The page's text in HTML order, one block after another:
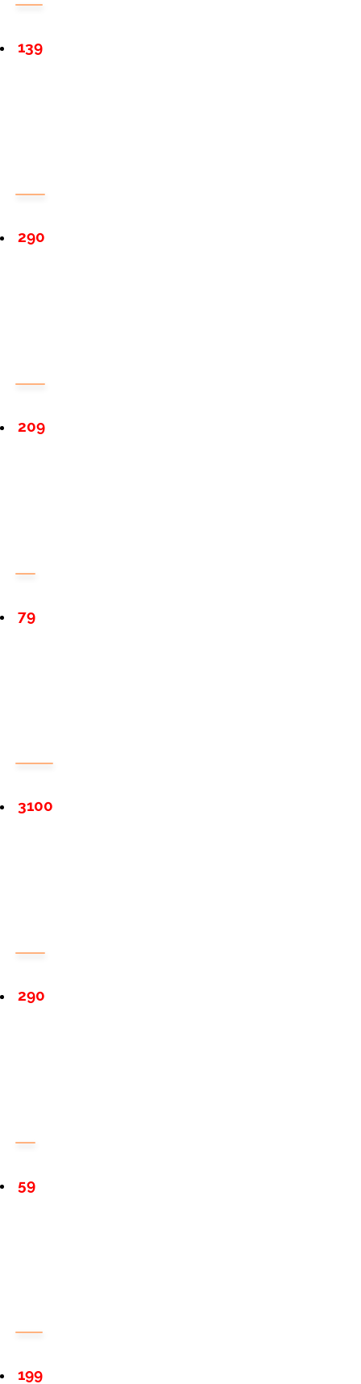
139
290
209
79
3100
290
59
199